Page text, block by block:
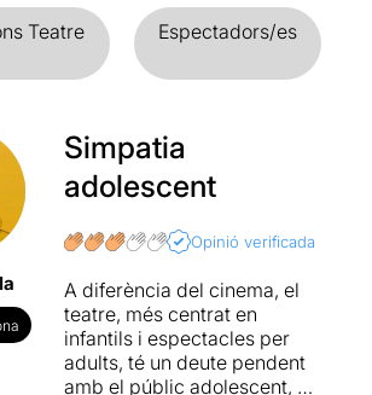
Teatre
Espectadors/es
Simpatia
adolescent
Opinió verificada
A diferència del cinema, el
teatre, més centrat en
infantils i espectacles per
adults, té un deute pendent
amb el públic adolescent, al